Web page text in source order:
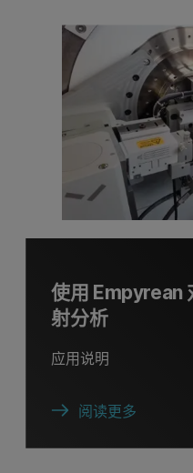
使用 Empyrean
射分析
应用说明
阅读更多